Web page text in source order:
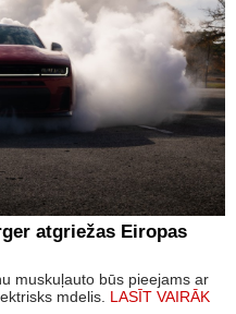
atgriežas Eiropas
muskuļauto būs pieejams ar
mdelis. LASĪT VAIRĀK